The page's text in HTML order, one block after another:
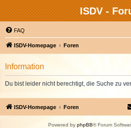
ISDV -
FAQ
ISDV-Homepage Foren
Information
Du bist leider nicht berechtigt, die Suche zu
ISDV-Homepage Foren
Powered by phpBB® Forum